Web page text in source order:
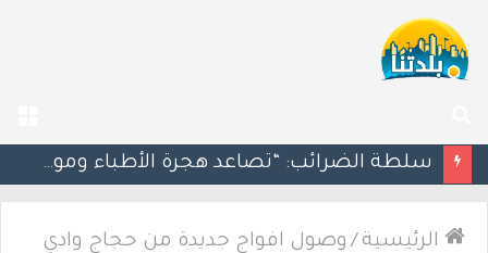
عن
سلطة الضرائب: “تصاعد هجرة الأطباء وموظفي الهايتك يحرم إسرائيل من إيرادات ضريبية بمليارات الشواكل”
الرئيسية / وصول افواج جديدة من حجاج وادي